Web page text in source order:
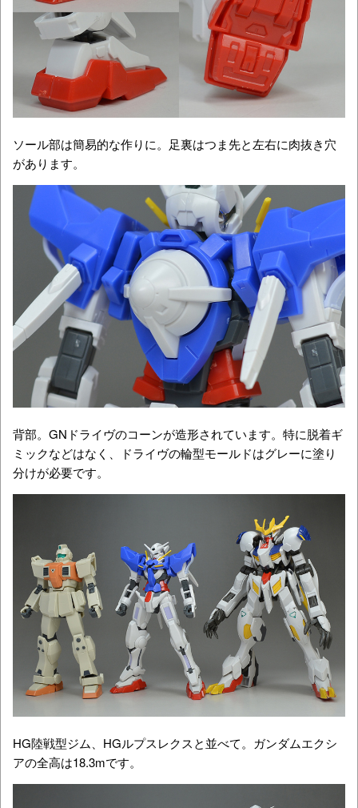
ソール部は簡易的な作りに。足裏はつま先と左右に肉抜き穴
があります。
背部。GNドライヴのコーンが造形されています。特に脱着ギ
ミックなどはなく、ドライヴの輪型モールドはグレーに塗り
分けが必要です。
HG陸戦型ジム、HGルプスレクスと並べて。ガンダムエクシ
アの全高は18.3mです。